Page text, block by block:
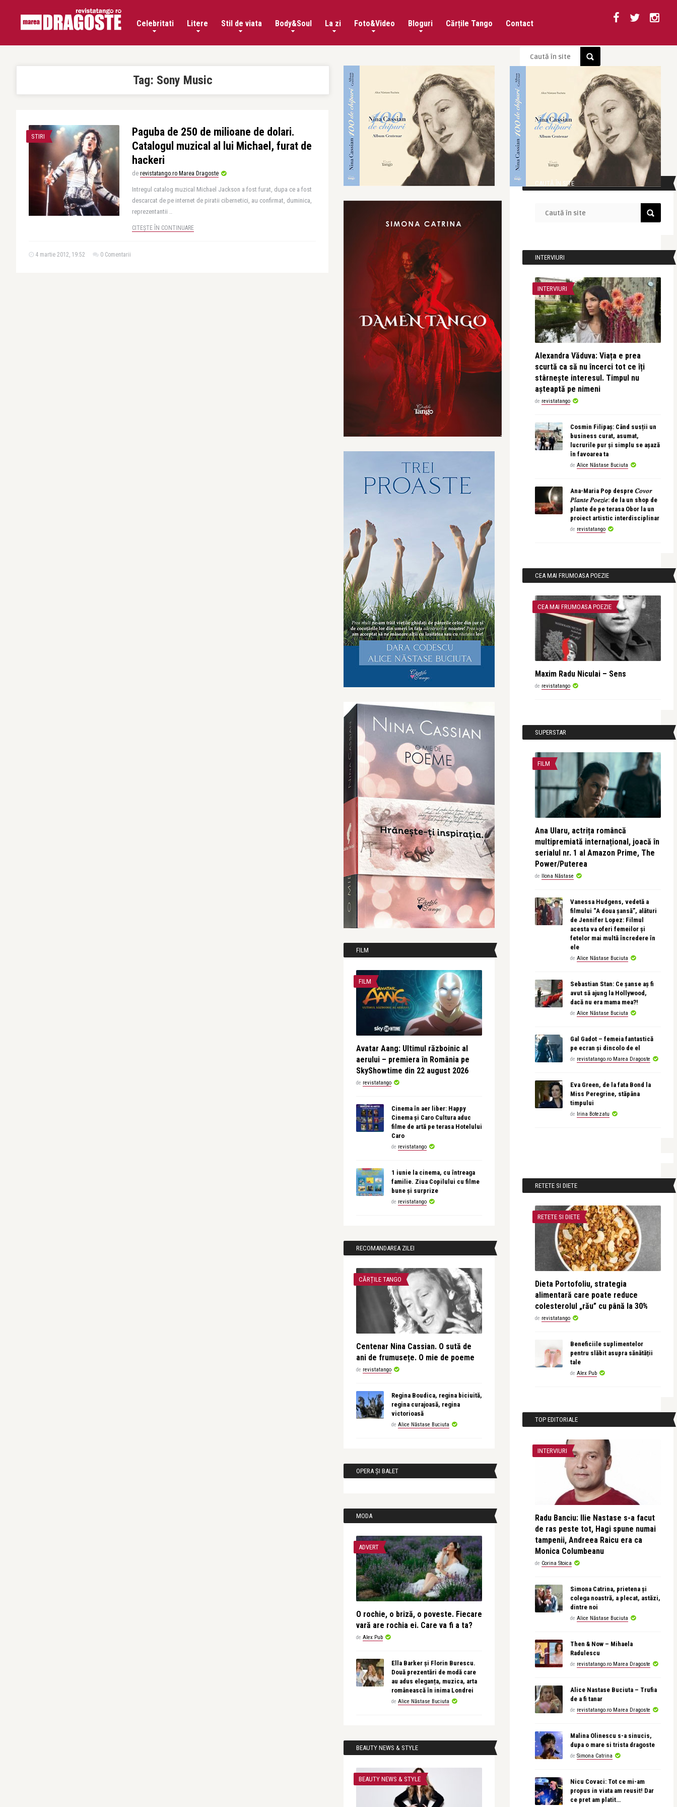
Celebritati Litere Stil de viata Body&Soul La zi Foto&Video Bloguri Cărțile Tango Contact
Tag: Sony Music
STIRI
Paguba de 250 de milioane de dolari.
Catalogul muzical al lui Michael, furat de
hackeri
de revistatango.ro Marea Dragoste
Intregul catalog muzical Michael Jackson a fost furat, dupa ce a fost
descarcat de pe internet de piratii cibernetici, au confirmat, duminica,
reprezentantii ..
CITEȘTE ÎN CONTINUARE
4 martie 2012, 19:52 0 Comentarii
FILM
FILM
Avatar Aang: Ultimul războinic al
aerului – premiera în România pe
SkyShowtime din 22 august 2026
de revistatango
Cinema în aer liber: Happy
Cinema și Caro Cultura aduc
filme de artă pe terasa Hotelului
Caro
de revistatango
1 iunie la cinema, cu întreaga
familie. Ziua Copilului cu filme
bune și surprize
de revistatango
RECOMANDAREA ZILEI
CĂRȚILE TANGO
Centenar Nina Cassian. O sută de
ani de frumusețe. O mie de poeme
de revistatango
Regina Boudica, regina biciuită,
regina curajoasă, regina
victorioasă
de Alice Năstase Buciuta
OPERA ȘI BALET
MODA
ADVERT
O rochie, o briză, o poveste. Fiecare
vară are rochia ei. Care va fi a ta?
de Alex Pub
Ella Barker și Florin Burescu.
Două prezentări de modă care
au adus eleganța, muzica, arta
românească în inima Londrei
de Alice Năstase Buciuta
BEAUTY NEWS & STYLE
BEAUTY NEWS & STYLE
CAUTĂ ÎN SITE
INTERVIURI
INTERVIURI
Alexandra Văduva: Viața e prea
scurtă ca să nu încerci tot ce îți
stârnește interesul. Timpul nu
așteaptă pe nimeni
de revistatango
Cosmin Filipaș: Când susții un
business curat, asumat,
lucrurile pur și simplu se așază
în favoarea ta
de Alice Năstase Buciuta
Ana-Maria Pop despre 𝐶𝑜𝑣𝑜𝑟
𝑃𝑙𝑎𝑛𝑡𝑒 𝑃𝑜𝑒𝑧𝑖𝑒: de la un shop de
plante de pe terasa Obor la un
proiect artistic interdisciplinar
de revistatango
CEA MAI FRUMOASA POEZIE
CEA MAI FRUMOASA POEZIE
Maxim Radu Niculai – Sens
de revistatango
SUPERSTAR
FILM
Ana Ularu, actrița româncă
multipremiată internațional, joacă în
serialul nr. 1 al Amazon Prime, The
Power/Puterea
de Ilona Năstase
Vanessa Hudgens, vedetă a
filmului “A doua șansă”, alături
de Jennifer Lopez: Filmul
acesta va oferi femeilor și
fetelor mai multă încredere în
ele
de Alice Năstase Buciuta
Sebastian Stan: Ce șanse aș fi
avut să ajung la Hollywood,
dacă nu era mama mea?!
de Alice Năstase Buciuta
Gal Gadot – femeia fantastică
pe ecran și dincolo de el
de revistatango.ro Marea Dragoste
Eva Green, de la fata Bond la
Miss Peregrine, stăpâna
timpului
de Irina Botezatu
RETETE SI DIETE
RETETE SI DIETE
Dieta Portofoliu, strategia
alimentară care poate reduce
colesterolul „rău” cu până la 30%
de revistatango
Beneficiile suplimentelor
pentru slăbit asupra sănătății
tale
de Alex Pub
TOP EDITORIALE
INTERVIURI
Radu Banciu: Ilie Nastase s-a facut
de ras peste tot, Hagi spune numai
tampenii, Andreea Raicu era ca
Monica Columbeanu
de Corina Stoica
Simona Catrina, prietena și
colega noastră, a plecat, astăzi,
dintre noi
de Alice Năstase Buciuta
Then & Now – Mihaela
Radulescu
de revistatango.ro Marea Dragoste
Alice Nastase Buciuta – Trufia
de a fi tanar
de revistatango.ro Marea Dragoste
Malina Olinescu s-a sinucis,
dupa o mare si trista dragoste
de Simona Catrina
Nicu Covaci: Tot ce mi-am
propus in viata am reusit! Dar
ce pret am platit…